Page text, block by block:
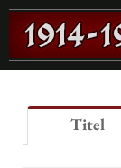
Titel